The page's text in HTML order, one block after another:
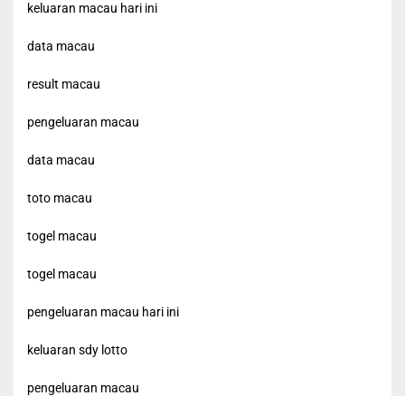
keluaran macau hari ini
data macau
result macau
pengeluaran macau
data macau
toto macau
togel macau
togel macau
pengeluaran macau hari ini
keluaran sdy lotto
pengeluaran macau